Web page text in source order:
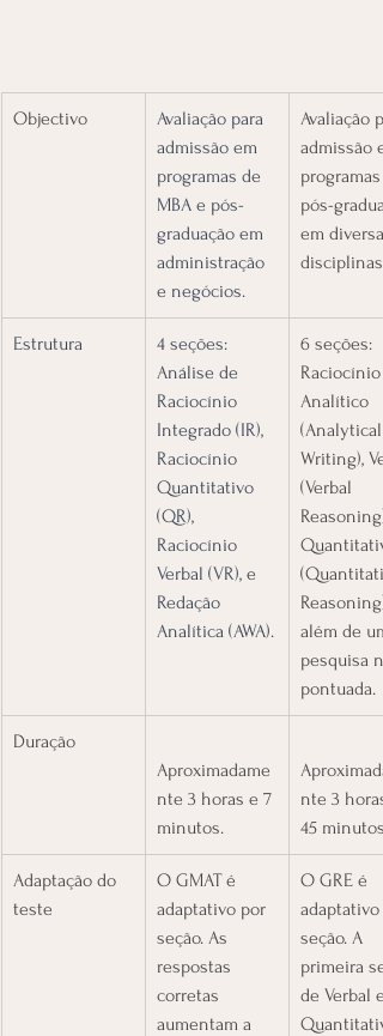
Objectivo
Avaliação para
admissão em
programas de
MBA e pós-
graduação em
administração
e negócios.
​Avaliação
admissão
programas
pós-
em
disciplinas.
Estrutura
4 seções:
Análise de
Raciocínio
Integrado (IR),
Raciocínio
Quantitativo
(QR),
Raciocínio
Verbal (VR), e
Redação
Analítica (AWA).
​6 seções:
Raciocínio
Analítico
(Analytical
Writing),
(Verbal
Reasoning),
Reasoning),
além de
pesquisa
pontuada.
​Duração
Aproximadame
nte 3 horas e 7
minutos.
nte 3
45 minutos.
​Adaptação do
teste
​O GMAT é
adaptativo por
seção. As
respostas
corretas
aumentam a
​O GRE é
adaptativo
seção. A
primeira
de Verbal e